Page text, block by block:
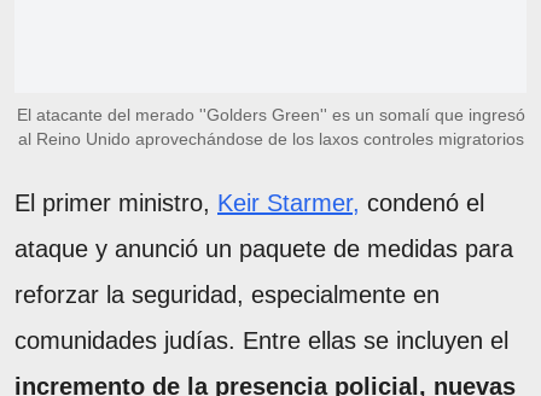
El atacante del merado ''Golders Green'' es un somalí que ingresó
al Reino Unido aprovechándose de los laxos controles migratorios
El primer ministro, Keir Starmer, condenó el
ataque y anunció un paquete de medidas para
reforzar la seguridad, especialmente en
comunidades judías. Entre ellas se incluyen el
incremento de la presencia policial, nuevas